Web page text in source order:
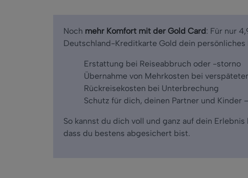
Noch mehr Komfort mit der Gold Card: Für nur
Deutschland-Kreditkarte Gold dein persönliches
Erstattung bei Reiseabbruch oder -storno
Übernahme von Mehrkosten bei
Rückreisekosten bei Unterbrechung
Schutz für dich, deinen Partner und Kinder
So kannst du dich voll und ganz auf dein
dass du bestens abgesichert bist.